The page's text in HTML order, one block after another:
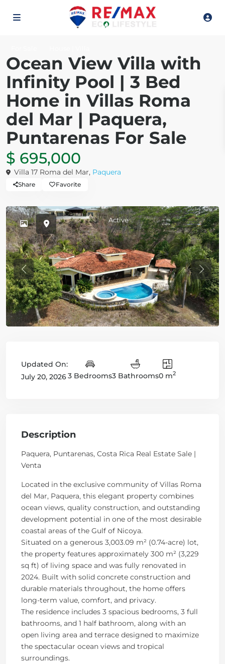
Ocean View Villa with
Infinity Pool | 3 Bed
Home in Villas Roma
del Mar | Paquera,
Puntarenas For Sale
$ 695,000
Villa 17 Roma del Mar, Paquera
Share Favorite
Active
Previous
Updated On:
July 20, 20263 Bedrooms3 Bathrooms0 m2
Description
Paquera, Puntarenas, Costa Rica Real Estate Sale |
Venta
Located in the exclusive community of Villas Roma
del Mar, Paquera, this elegant property combines
ocean views, quality construction, and outstanding
development potential in one of the most desirable
coastal areas of the Gulf of Nicoya.
Situated on a generous 3,003.09 m² (0.74-acre) lot,
the property features approximately 300 m² (3,229
sq ft) of living space and was fully renovated in
2024. Built with solid concrete construction and
durable materials throughout, the home offers
long-term value, comfort, and privacy.
The residence includes 3 spacious bedrooms, 3 full
bathrooms, and 1 half bathroom, along with an
open living area and terrace designed to maximize
the spectacular ocean views and tropical
surroundings.